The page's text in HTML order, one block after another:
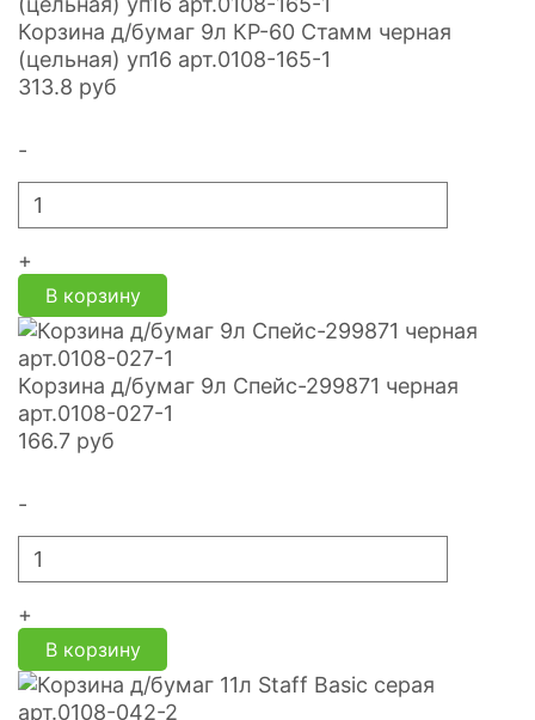
Корзина д/бумаг 9л КР-60 Стамм черная
(цельная) уп16 арт.0108-165-1
313.8 руб
-
+
В корзину
Корзина д/бумаг 9л Спейс-299871 черная
арт.0108-027-1
166.7 руб
-
+
В корзину